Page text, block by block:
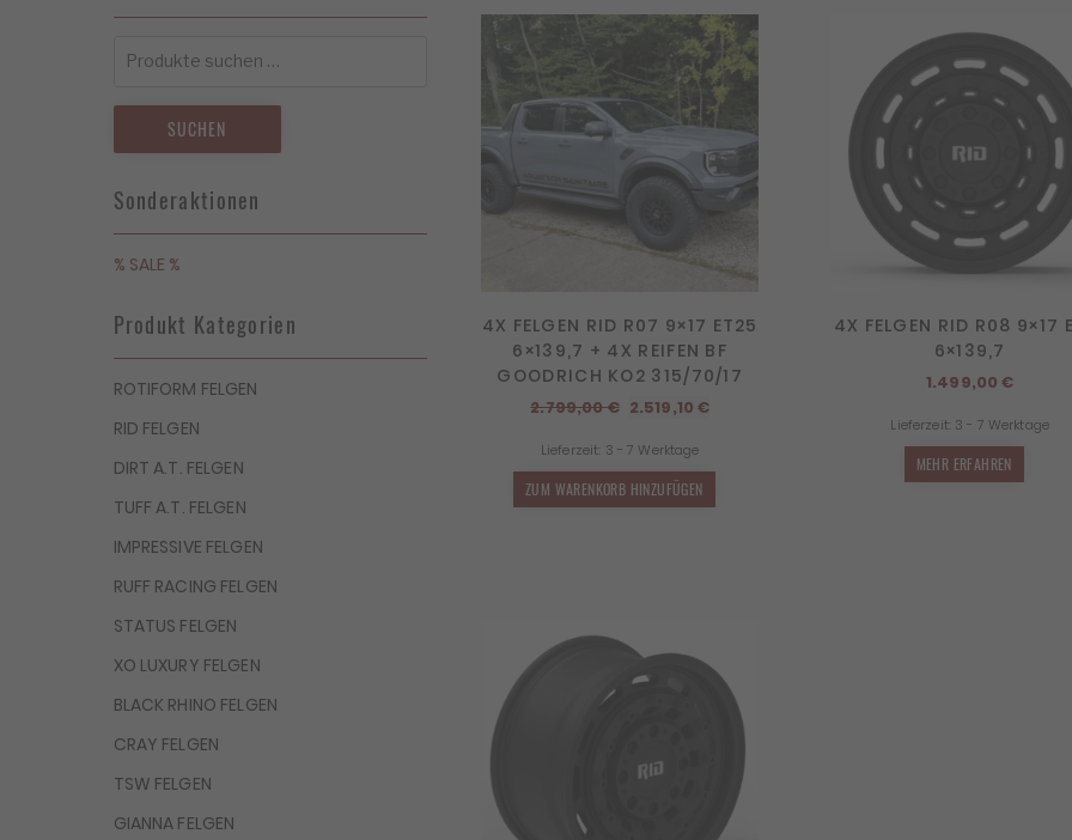
nach:
SUCHEN
Sonderaktionen
% SALE %
Produkt Kategorien
ROTIFORM FELGEN
RID FELGEN
DIRT A.T. FELGEN
TUFF A.T. FELGEN
IMPRESSIVE FELGEN
RUFF RACING FELGEN
STATUS FELGEN
XO LUXURY FELGEN
BLACK RHINO FELGEN
CRAY FELGEN
TSW FELGEN
GIANNA FELGEN
4X FELGEN RID R07 9×17 ET25
6×139,7 + 4X REIFEN BF
GOODRICH KO2 315/70/17
2.799,00€ Ursprünglicher
war:
2.799,00 €
2.519,10€Aktueller
Lieferzeit: 3 - 7 Werktage
ZUM WARENKORB HINZUFÜGEN
4X FELGEN RID R08 9×17
6×139,7
1.499,00€
Lieferzeit: 3 - 7 Werktage
MEHR ERFAHREN